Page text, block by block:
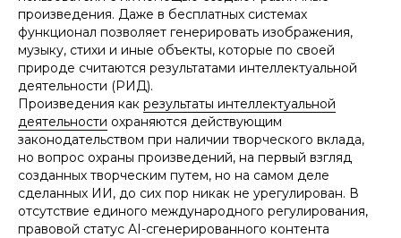
произведения. Даже в бесплатных системах
функционал позволяет генерировать изображения,
музыку, стихи и иные объекты, которые по своей
природе считаются результатами интеллектуальной
деятельности (РИД).
Произведения как результаты интеллектуальной
деятельности охраняются действующим
законодательством при наличии творческого вклада,
но вопрос охраны произведений, на первый взгляд
созданных творческим путем, но на самом деле
сделанных ИИ, до сих пор никак не урегулирован. В
отсутствие единого международного регулирования,
правовой статус AI-сгенерированного контента